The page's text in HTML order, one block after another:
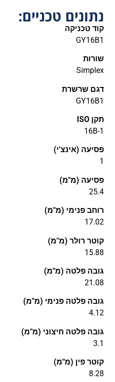
נתונים טכניים:
קוד טכניקה
GY16B1
שורות
Simplex
דגם שרשרת
GY16B1
תקן ISO
16B-1
פסיעה (אינצ'י)
1
פסיעה (מ"מ)
25.4
רוחב פנימי (מ"מ)
17.02
קוטר רולר (מ"מ)
15.88
גובה פלטה (מ"מ)
21.08
גובה פלטה פנימי (מ"מ)
4.12
גובה פלטה חיצוני (מ"מ)
3.1
קוטר פין (מ"מ)
8.28